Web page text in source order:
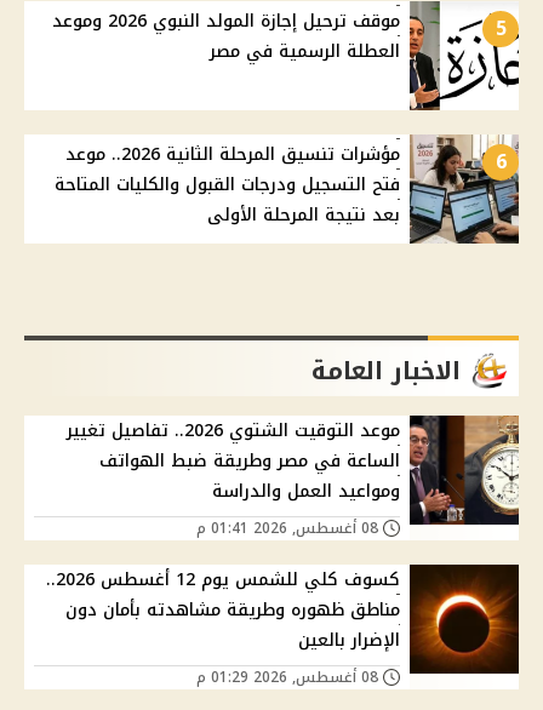
5
موقف ترحيل إجازة المولد النبوي 2026 وموعد
العطلة الرسمية في مصر
6
مؤشرات تنسيق المرحلة الثانية 2026.. موعد
فتح التسجيل ودرجات القبول والكليات المتاحة
بعد نتيجة المرحلة الأولى
الاخبار العامة
موعد التوقيت الشتوي 2026.. تفاصيل تغيير
الساعة في مصر وطريقة ضبط الهواتف
ومواعيد العمل والدراسة
كسوف كلي للشمس يوم 12 أغسطس 2026..
مناطق ظهوره وطريقة مشاهدته بأمان دون
الإضرار بالعين